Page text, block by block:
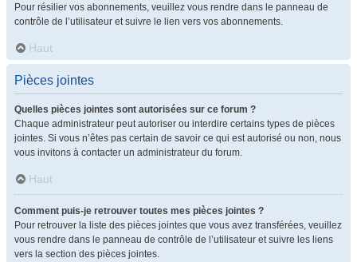
Pour résilier vos abonnements, veuillez vous rendre dans le panneau de
contrôle de l’utilisateur et suivre le lien vers vos abonnements.
Haut
Pièces jointes
Quelles pièces jointes sont autorisées sur ce forum ?
Chaque administrateur peut autoriser ou interdire certains types de pièces
jointes. Si vous n’êtes pas certain de savoir ce qui est autorisé ou non, nous
vous invitons à contacter un administrateur du forum.
Haut
Comment puis-je retrouver toutes mes pièces jointes ?
Pour retrouver la liste des pièces jointes que vous avez transférées, veuillez
vous rendre dans le panneau de contrôle de l’utilisateur et suivre les liens
vers la section des pièces jointes.